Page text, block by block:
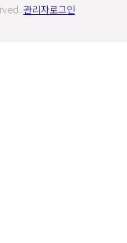
관리자로그인